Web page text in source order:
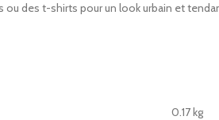
des t-shirts pour un look urbain et
0.17 kg